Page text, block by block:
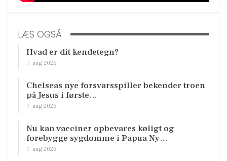
LÆS OGSÅ
Hvad er dit kendetegn?
7. aug 2026
Chelseas nye forsvarsspiller bekender troen
på Jesus i første…
7. aug 2026
Nu kan vacciner opbevares køligt og
forebygge sygdomme i Papua Ny…
7. aug 2026